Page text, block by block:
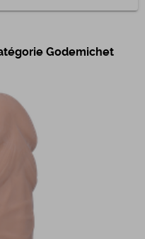
Godemichet